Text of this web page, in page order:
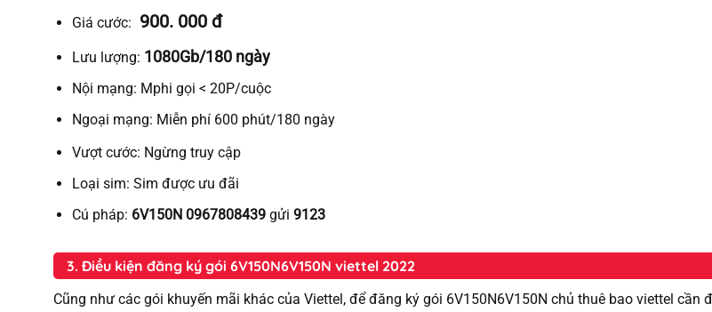
Giá cước: 900. 000 đ
Lưu lượng: 1080Gb/180 ngày
Nội mạng: Mphi gọi < 20P/cuộc
Ngoại mạng: Miễn phí 600 phút/180 ngày
Vượt cước: Ngừng truy cập
Loại sim:Sim được ưu đãi
Cú pháp: 6V150N 0967808439 gửi9123
3. Điều kiện đăng ký gói 6V150N6V150N viettel 2022
Cũng như các gói khuyến mãi khác của Viettel, để đăng ký gói 6V150N6V150N chủ thuê bao viettel cần